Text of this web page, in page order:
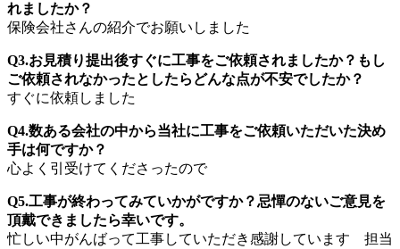
れましたか？
保険会社さんの紹介でお願いしました
Q3.お見積り提出後すぐに工事をご依頼されましたか？もし
ご依頼されなかったとしたらどんな点が不安でしたか？
すぐに依頼しました
Q4.数ある会社の中から当社に工事をご依頼いただいた決め
手は何ですか？
心よく引受けてくださったので
Q5.工事が終わってみていかがですか？忌憚のないご意見を
頂戴できましたら幸いです。
忙しい中がんばって工事していただき感謝しています 担当